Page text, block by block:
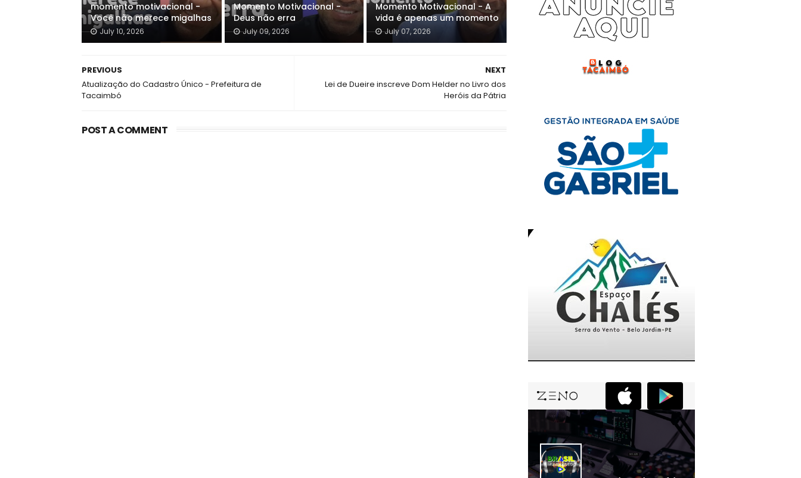
momento motivacional -
Você não merece migalhas
July 10, 2026
Momento Motivacional -
Deus não erra
July 09, 2026
Momento Motivacional - A
vida é apenas um momento
July 07, 2026
NEXT
Lei de Dueire inscreve Dom Helder no Livro dos
Heróis da Pátria
PREVIOUS
Atualização do Cadastro Único - Prefeitura de
Tacaimbó
POST A COMMENT